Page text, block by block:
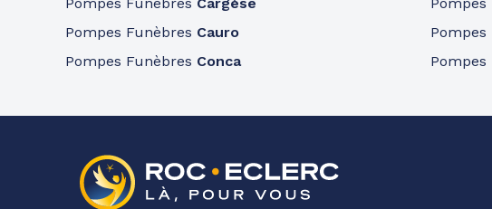
Pompes Funèbres Cauro
Pompes Funèbres Conca
Pompes
Pompes